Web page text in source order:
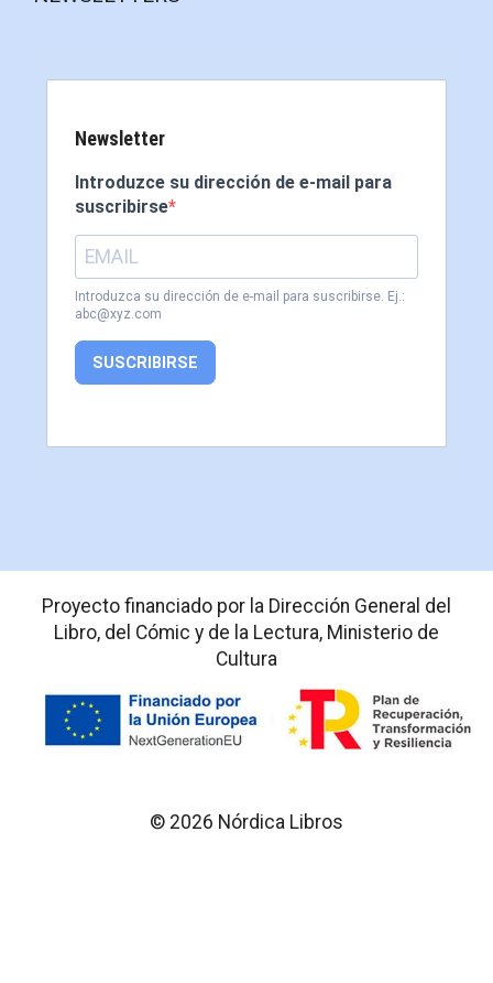
Newsletter
Introduzce su dirección de e-mail para
suscribirse
Introduzca su dirección de e-mail para suscribirse. Ej.:
abc@xyz.com
SUSCRIBIRSE
Proyecto financiado por la Dirección General del
Libro, del Cómic y de la Lectura, Ministerio de
Cultura
© 2026 Nórdica Libros